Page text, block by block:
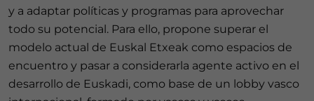
y a adaptar políticas y programas para aprovechar
todo su potencial. Para ello, propone superar el
modelo actual de Euskal Etxeak como espacios de
encuentro y pasar a considerarla agente activo en el
desarrollo de Euskadi, como base de un lobby vasco